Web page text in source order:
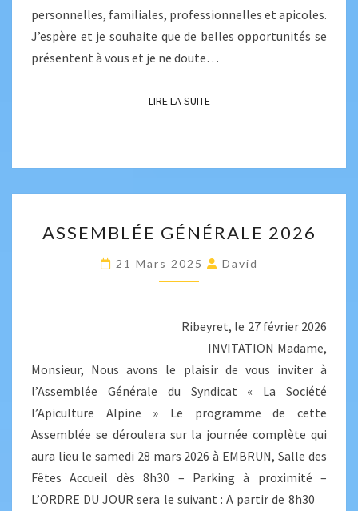
personnelles, familiales, professionnelles et apicoles.
J’espère et je souhaite que de belles opportunités se
présentent à vous et je ne doute…
LIRE LA SUITELIRE LA SUITE
GÉNÉRALE
2026
ASSEMBLÉE GÉNÉRALE 2026
21 Mars 2025 David
Ribeyret, le 27 février 2026
INVITATION Madame,
Monsieur, Nous avons le plaisir de vous inviter à
l’Assemblée Générale du Syndicat « La Société
l’Apiculture Alpine » Le programme de cette
Assemblée se déroulera sur la journée complète qui
aura lieu le samedi 28 mars 2026 à EMBRUN, Salle des
Fêtes Accueil dès 8h30 – Parking à proximité –
L’ORDRE DU JOUR sera le suivant : A partir de 8h30